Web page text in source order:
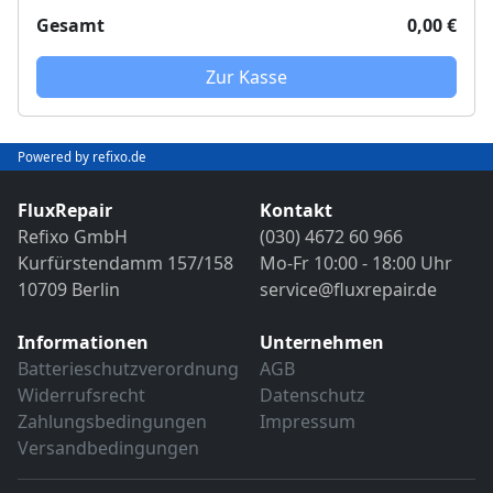
Sicherheitstest
Sollten weitere Defekte festgestellt werden,
erfolgt eine Reparatur ausschließlich nach
vorheriger Rücksprache.
Objektivreinigung
VDE-Sicherheitsprüfung
Sollten weitere Defekte festgestellt werden,
vorheriger Rücksprache.
Gesamt 0,00 €
Zur Kasse
Powered by refixo.de
FluxRepair
Refixo GmbH
Kurfürstendamm 157/158
10709 Berlin
Kontakt
(030) 4672 60 966
Mo-Fr 10:00 - 18:00 Uhr
service@fluxrepair.de
Informationen
Batterieschutzverordnung
Widerrufsrecht
Zahlungsbedingungen
Versandbedingungen
Unternehmen
AGB
Datenschutz
Impressum